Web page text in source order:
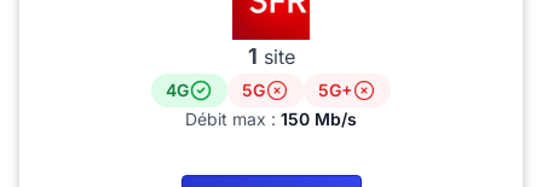
1 site
4G 5G
5G+
Débit max : 150 Mb/s